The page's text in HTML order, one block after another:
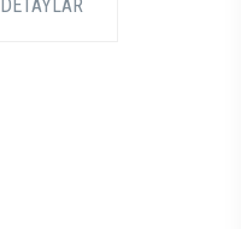
DETAYLAR